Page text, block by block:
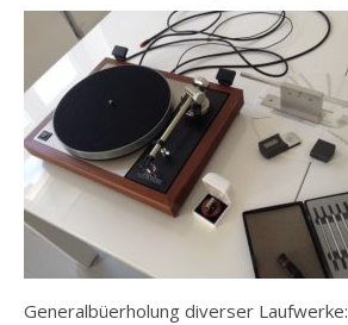
Generalbüerholung diverser Laufwerke: